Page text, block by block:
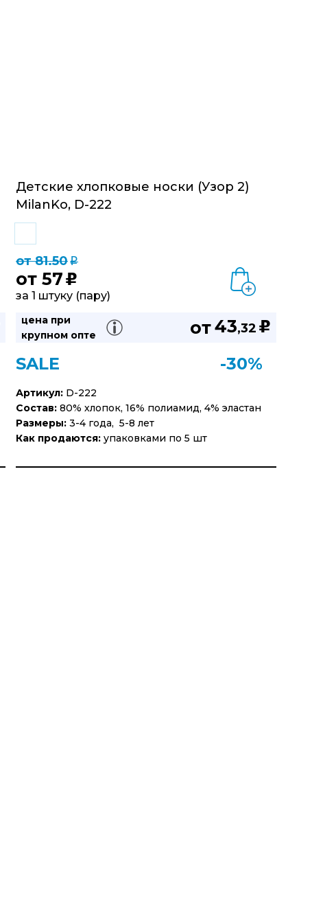
Детские хлопковые носки (Узор 2)
MilanKo, D-222
от 81.50q
от 57 u
за 1 штуку (пару)
цена при
крупном опте
от43,32 u
SALE -30%
Артикул: D-222
Состав: 80% хлопок, 16% полиамид, 4% эластан
Размеры: 3-4 года, 5-8 лет
Как продаются: упаковками по 5 шт